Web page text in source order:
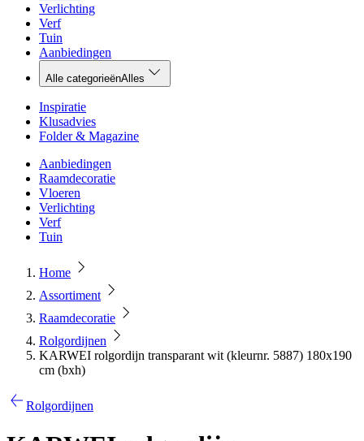
Verlichting
Verf
Tuin
Aanbiedingen
Alle categorieënAlles
Inspiratie
Klusadvies
Folder & Magazine
Aanbiedingen
Raamdecoratie
Vloeren
Verlichting
Verf
Tuin
Home
Assortiment
Raamdecoratie
Rolgordijnen
KARWEI rolgordijn transparant wit (kleurnr. 5887) 180x190
cm (bxh)
Rolgordijnen